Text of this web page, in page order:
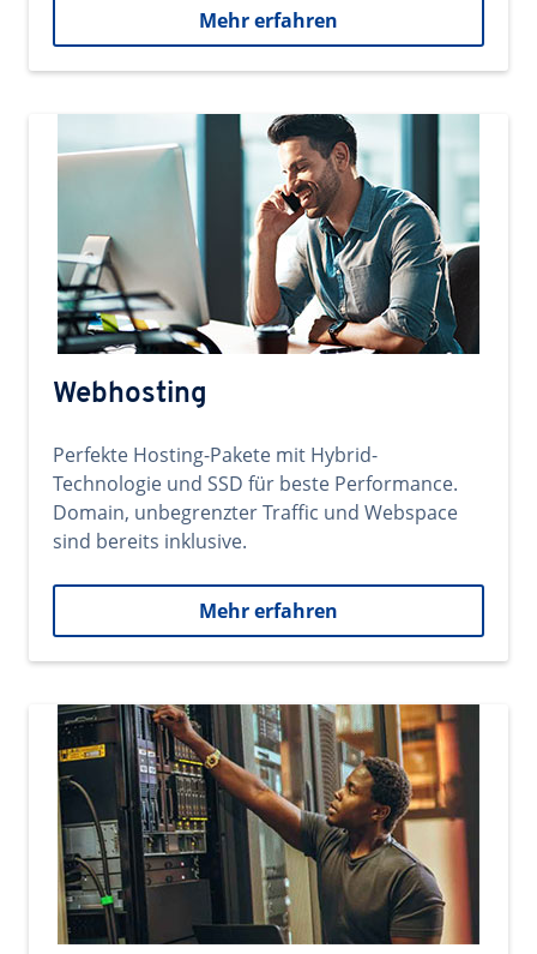
Mehr erfahren
Webhosting
Perfekte Hosting-Pakete mit Hybrid-
Technologie und SSD für beste Performance.
Domain, unbegrenzter Traffic und Webspace
sind bereits inklusive.
Mehr erfahren